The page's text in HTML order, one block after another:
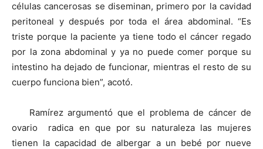
células cancerosas se diseminan, primero por la cavidad
peritoneal y después por toda el área abdominal. “Es
triste porque la paciente ya tiene todo el cáncer regado
por la zona abdominal y ya no puede comer porque su
intestino ha dejado de funcionar, mientras el resto de su
cuerpo funciona bien”, acotó.
Ramírez argumentó que el problema de cáncer de
ovario radica en que por su naturaleza las mujeres
tienen la capacidad de albergar a un bebé por nueve